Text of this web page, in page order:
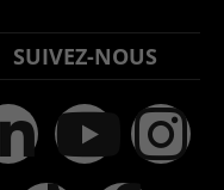
SUIVEZ-NOUS